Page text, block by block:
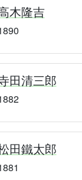
木隆吉
田清三郎
田鐵太郎